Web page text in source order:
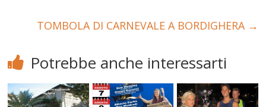
TOMBOLA DI CARNEVALE A BORDIGHERA →
Potrebbe anche interessarti